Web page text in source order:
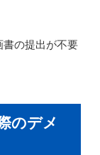
の提出が不要
のデメ